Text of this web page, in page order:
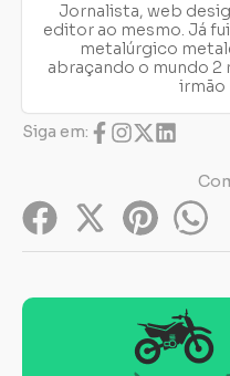
Jornalista, web
editor ao mesmo. Já
metalúrgico
abraçando o mundo 2
irmão
Siga em: